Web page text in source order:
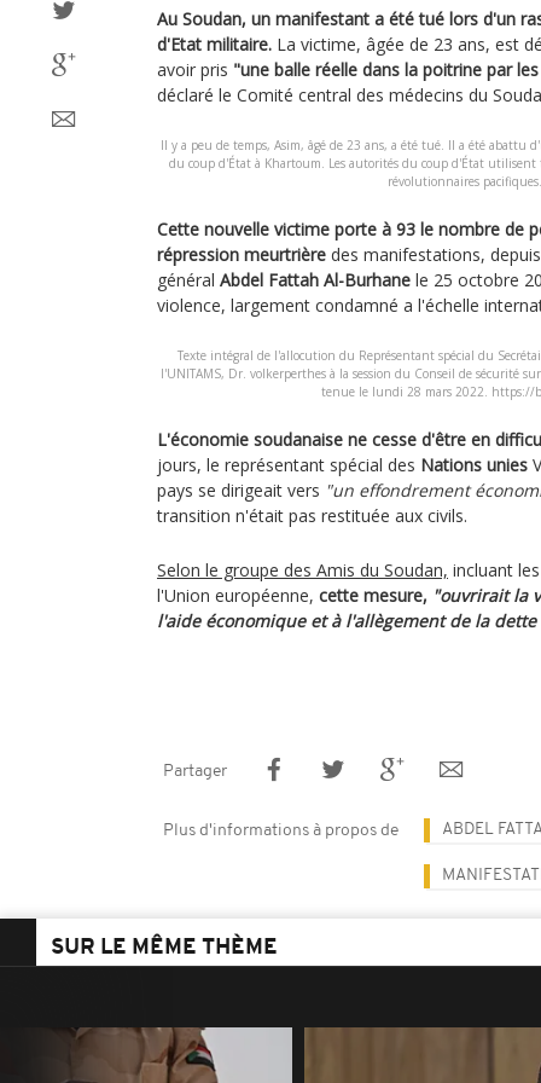
Au Soudan, un manifestant a été tué lors d'un
d'Etat militaire. La victime, âgée de 23 ans, est
avoir pris "une balle réelle dans la poitrine par
déclaré le Comité central des médecins du
Il y a peu de temps, Asim, âgé de 23 ans, a été tué. Il a été abattu
du coup d'État à Khartoum. Les autorités du coup d'État
révolutionnaires
Cette nouvelle victime porte à 93 le nombre de
répression meurtrière des manifestations,
général Abdel Fattah Al-Burhane le 25 octobre
violence, largement condamné a l'échelle
Texte intégral de l'allocution du Représentant spécial du
l'UNITAMS, Dr. volkerperthes à la session du Conseil de sécurité
tenue le lundi 28 mars 2022. https://
L'économie soudanaise ne cesse d'être en
jours, le représentant spécial des Nations unies
pays se dirigeait vers "un effondrement
transition n'était pas restituée aux civils.
Selon le groupe des Amis du Soudan, incluant
l'Union européenne, cette mesure, "ouvrirait la
l'aide économique et à l'allègement de la
Partager
Plus d'informations à propos de ABDEL
SUR LE MÊME THÈME